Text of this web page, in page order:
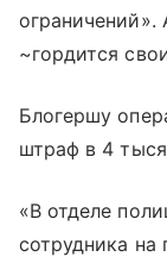
ограничений».
~гордится
Блогершу
штраф в 4
«В отделе
сотрудника